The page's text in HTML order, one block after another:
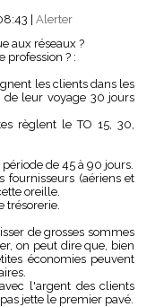
Alerter
aux réseaux ?
profession ? :
les clients dans les
leur voyage 30 jours
règlent le TO 15, 30,
de 45 à 90 jours.
fournisseurs (aériens et
oreille.
trésorerie.
de grosses sommes
on peut dire que, bien
économies peuvent
l'argent des clients
jette le premier pavé.